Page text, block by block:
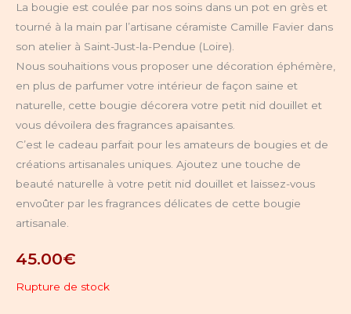
La bougie est coulée par nos soins dans un pot en grès et
tourné à la main par l’artisane céramiste Camille Favier dans
son atelier à Saint-Just-la-Pendue (Loire).
Nous souhaitions vous proposer une décoration éphémère,
en plus de parfumer votre intérieur de façon saine et
naturelle, cette bougie décorera votre petit nid douillet et
vous dévoilera des fragrances apaisantes.
C’est le cadeau parfait pour les amateurs de bougies et de
créations artisanales uniques. Ajoutez une touche de
beauté naturelle à votre petit nid douillet et laissez-vous
envoûter par les fragrances délicates de cette bougie
artisanale.
45.00€
Rupture de stock